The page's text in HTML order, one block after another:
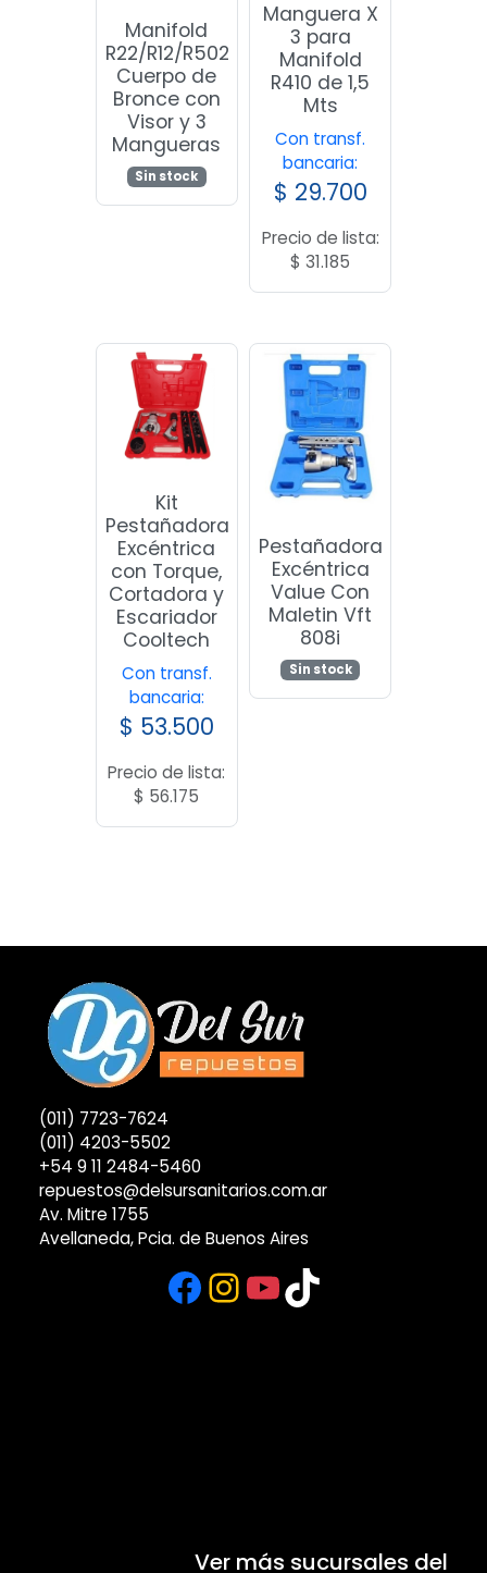
Manifold
R22/R12/R502
Cuerpo de
Bronce con
Visor y 3
Mangueras
Sin stock
Manguera X
3 para
Manifold
R410 de 1,5
Mts
Con transf.
bancaria:
$ 29.700
Precio de lista:
$ 31.185
Kit
Pestañadora
Excéntrica
con Torque,
Cortadora y
Escariador
Cooltech
Con transf.
bancaria:
$ 53.500
Precio de lista:
$ 56.175
Pestañadora
Excéntrica
Value Con
Maletin Vft
808i
Sin stock
(011) 7723-7624
(011) 4203-5502
+54 9 11 2484-5460
repuestos@delsursanitarios.com.ar
Av. Mitre 1755
Avellaneda, Pcia. de Buenos Aires
Facebook
Instagram
YouTube
TikTok
Ver más sucursales del